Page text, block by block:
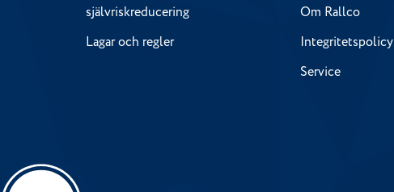
självriskreducering
Lagar och regler
Om Rallco
Integritetspolicy
Service